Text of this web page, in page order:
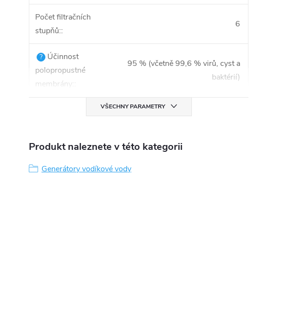
Počet filtračních
stupňů::
6
? Účinnost
polopropustné
membrány::
95 % (včetně 99,6 % virů, cyst a
baktérií)
VŠECHNY PARAMETRY
Produkt naleznete v této kategorii
Generátory vodíkové vody